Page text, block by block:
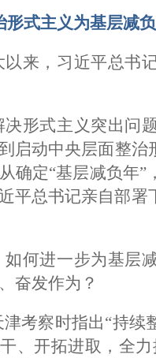
形式主义为基层减
以来，习近平总书
决形式主义突出问
启动中央层面整
确定“基层减负年
总书记亲自部署
如何进一步为基层
奋发作为？
考察时指出“持续
、开拓进取，全